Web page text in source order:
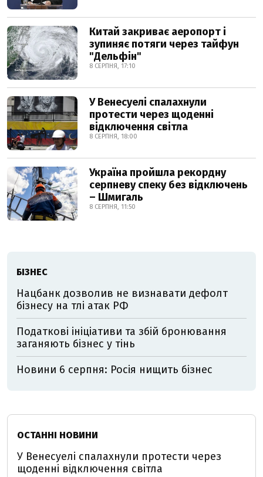
Китай закриває аеропорт і
зупиняє потяги через тайфун
"Дельфін"
8 СЕРПНЯ, 17:10
У Венесуелі спалахнули
протести через щоденні
відключення світла
8 СЕРПНЯ, 18:00
Україна пройшла рекордну
серпневу спеку без відключень
– Шмигаль
8 СЕРПНЯ, 11:50
БІЗНЕС
Нацбанк дозволив не визнавати дефолт
бізнесу на тлі атак РФ
Податкові ініціативи та збій бронювання
заганяють бізнес у тінь
Новини 6 серпня: Росія нищить бізнес
ОСТАННІ НОВИНИ
У Венесуелі спалахнули протести через
щоденні відключення світла